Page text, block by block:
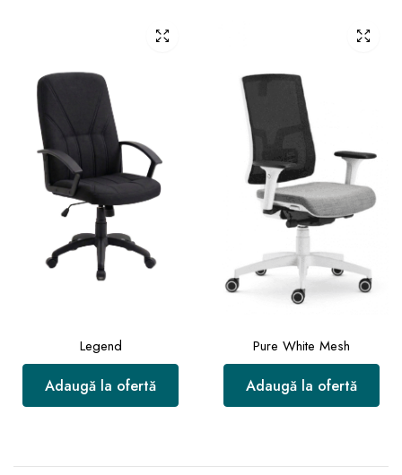
Legend
Adaugă la ofertă
Pure White Mesh
Adaugă la ofertă